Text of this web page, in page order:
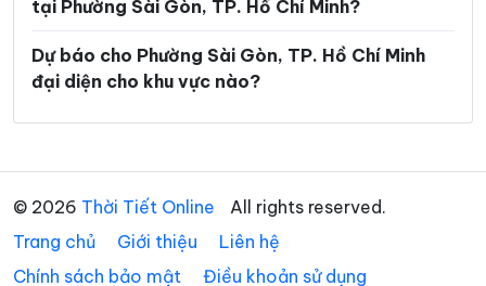
Phường Phú Mỹ Phường Phú Nhuận
Phường Phú Thạnh Phường Phú Thọ Hòa
Phường Phú Thuận Phường Phước Long
Phường Phước Thắng Phường Rạch Dừa
Phường Tam Bình Phường Tam Long
tại Phường Sài Gòn, TP. Hồ Chí Minh?
Dự báo cho Phường Sài Gòn, TP. Hồ Chí Minh
đại diện cho khu vực nào?
© 2026 Thời Tiết Online
All rights reserved.
Trang chủ
Giới thiệu
Liên hệ
Chính sách bảo mật
Điều khoản sử dụng